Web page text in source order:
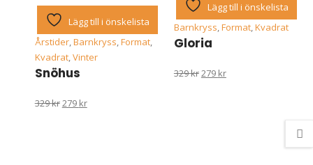
Lägg till i önskelista
Årstider, Barnkryss Format,
Kvadrat, Vinter
Snöhus
329krDet
279 krDet
Lägg till i önskelista
Barnkryss,Format,Kvadrat
Gloria
329krDet
279 krDet